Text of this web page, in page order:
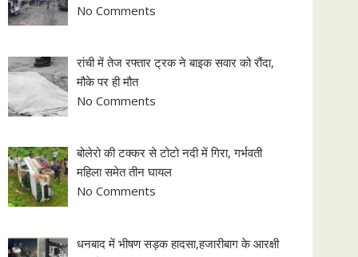
No Comments
रांची में तेज रफ्तार ट्रक ने बाइक सवार को रौंदा,
मौके पर ही मौत
No Comments
बोलेरो की टक्कर से टोटो नदी में गिरा, गर्भवती
महिला समेत तीन घायल
No Comments
धनबाद में भीषण सड़क हादसा,हजारीबाग के आरक्षी